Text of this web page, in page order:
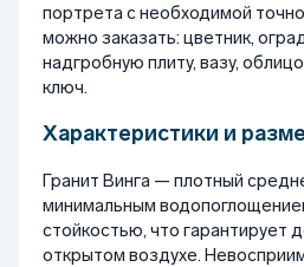
портрета с необходимой
можно заказать: цветник,
надгробную плиту, вазу,
ключ.
Характеристики и
Гранит Винга — плотный
минимальным
стойкостью, что гарантирует
открытом воздухе.